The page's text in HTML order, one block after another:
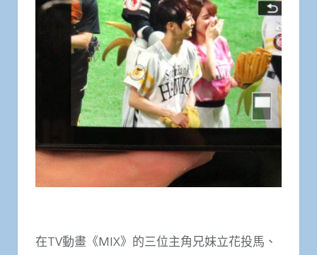
在TV動畫《MIX》的三位主角兄妹立花投馬、